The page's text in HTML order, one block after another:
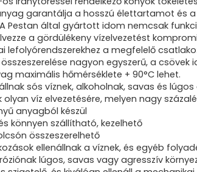
garantálja a hosszú élettartamot és
Pestan által gyártott idom nemcsak
a gördülékeny vízelvezetést
lefolyórendszerekhez a megfelelő
nagyon egyszerű, a
maximális hőmérséklete + 90°C lehet.
sós víznek, alkoholnak, savas és
víz elvezetésére, melyen nagy
anyagból készül
könnyen szállítható, kezelhető
összeszerelhető
ellenállnak a víznek, és egyéb
lúgos, savas vagy agresszív